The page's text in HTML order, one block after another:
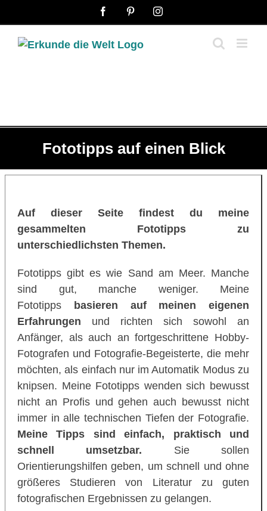
Inhalt
springen
FacebookPinterestInstagram
Fototipps auf einen Blick
Auf dieser Seite findest du meine
gesammelten Fototipps zu
unterschiedlichsten Themen.
Fototipps gibt es wie Sand am Meer. Manche
sind gut, manche weniger. Meine
Fototipps
basieren auf meinen eigenen
Erfahrungen und richten sich sowohl an
Anfänger, als auch an fortgeschrittene Hobby-
Fotografen und Fotografie-Begeisterte, die mehr
möchten, als einfach nur im Automatik Modus zu
knipsen. Meine Fototipps wenden sich bewusst
nicht an Profis und gehen auch bewusst nicht
immer in alle technischen Tiefen der Fotografie.
Meine Tipps sind einfach, praktisch und
schnell umsetzbar. Sie sollen
Orientierungshilfen geben, um schnell und ohne
größeres Studieren von Literatur zu guten
fotografischen Ergebnissen zu gelangen.